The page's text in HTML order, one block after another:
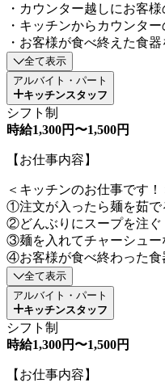
・カウンター越しにお客
・キッチンからカウンタ
・お客様が食べ終えた食
全て表示
アルバイト・パート
キッチンスタッフ
シフト制
時給1,300円〜1,500円
【お仕事内容】
＜キッチンのお仕事です！
①注文が入ったら麺を茹で
②どんぶりにスープを注ぐ
③麺を入れてチャーシュー
④お客様が食べ終わった食
全て表示
アルバイト・パート
キッチンスタッフ
シフト制
時給1,300円〜1,500円
【お仕事内容】